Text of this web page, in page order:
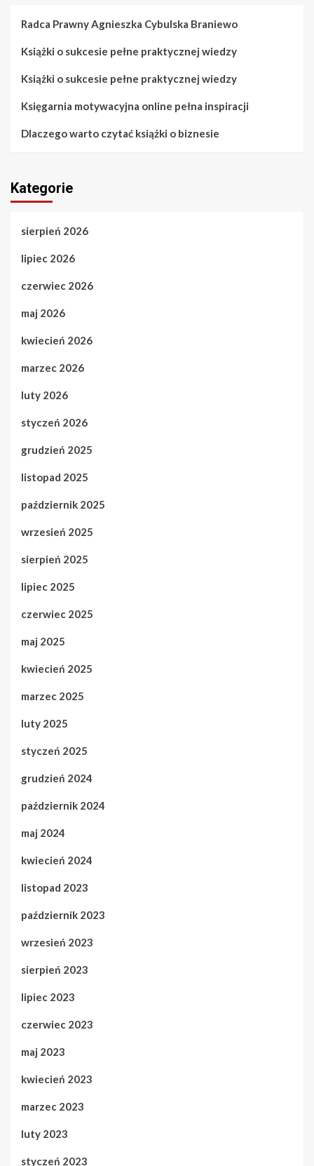
Radca Prawny Agnieszka Cybulska Braniewo
Książki o sukcesie pełne praktycznej wiedzy
Książki o sukcesie pełne praktycznej wiedzy
Księgarnia motywacyjna online pełna inspiracji
Dlaczego warto czytać książki o biznesie
Kategorie
sierpień 2026
lipiec 2026
czerwiec 2026
maj 2026
kwiecień 2026
marzec 2026
luty 2026
styczeń 2026
grudzień 2025
listopad 2025
październik 2025
wrzesień 2025
sierpień 2025
lipiec 2025
czerwiec 2025
maj 2025
kwiecień 2025
marzec 2025
luty 2025
styczeń 2025
grudzień 2024
październik 2024
maj 2024
kwiecień 2024
listopad 2023
październik 2023
wrzesień 2023
sierpień 2023
lipiec 2023
czerwiec 2023
maj 2023
kwiecień 2023
marzec 2023
luty 2023
styczeń 2023